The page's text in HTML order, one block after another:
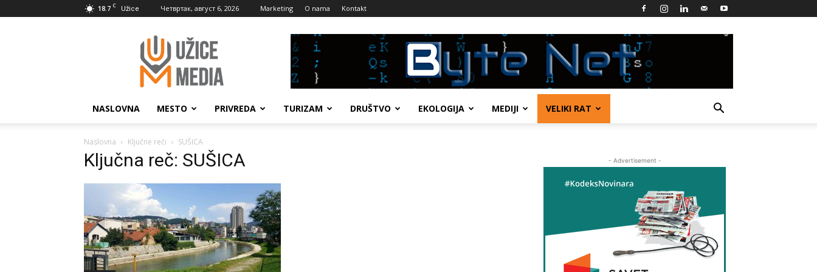
18.7 C Užice Четвртак, август 6, 2026 Marketing O nama Kontakt
UžiceMedia
NASLOVNA MESTO PRIVREDA TURIZAM DRUŠTVO EKOLOGIJA MEDIJI VELIKI RAT
Naslovna Ključne reči SUŠICA
Ključna reč: SUŠICA - Advertisement -